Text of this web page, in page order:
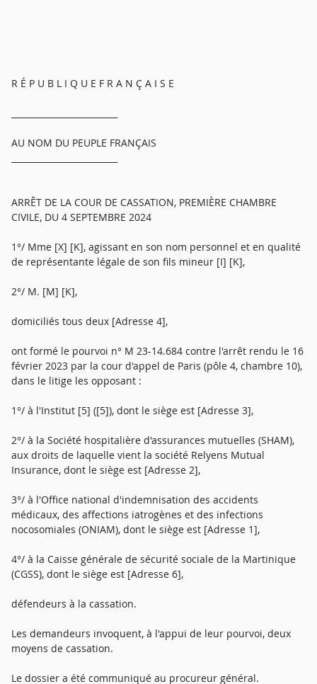
R É P U B L I Q U E F R A N Ç A I S E
AU NOM DU PEUPLE FRANÇAIS
ARRÊT DE LA COUR DE CASSATION, PREMIÈRE CHAMBRE
CIVILE, DU 4 SEPTEMBRE 2024
1°/ Mme [X] [K], agissant en son nom personnel et en qualité
de représentante légale de son fils mineur [I] [K],
2°/ M. [M] [K],
domiciliés tous deux [Adresse 4],
ont formé le pourvoi n° M 23-14.684 contre l'arrêt rendu le 16
février 2023 par la cour d'appel de Paris (pôle 4, chambre 10),
dans le litige les opposant :
1°/ à l'Institut [5] ([5]), dont le siège est [Adresse 3],
2°/ à la Société hospitalière d'assurances mutuelles (SHAM),
aux droits de laquelle vient la société Relyens Mutual
Insurance, dont le siège est [Adresse 2],
3°/ à l'Office national d'indemnisation des accidents
médicaux, des affections iatrogènes et des infections
nocosomiales (ONIAM), dont le siège est [Adresse 1],
4°/ à la Caisse générale de sécurité sociale de la Martinique
(CGSS), dont le siège est [Adresse 6],
défendeurs à la cassation.
Les demandeurs invoquent, à l'appui de leur pourvoi, deux
moyens de cassation.
Le dossier a été communiqué au procureur général.